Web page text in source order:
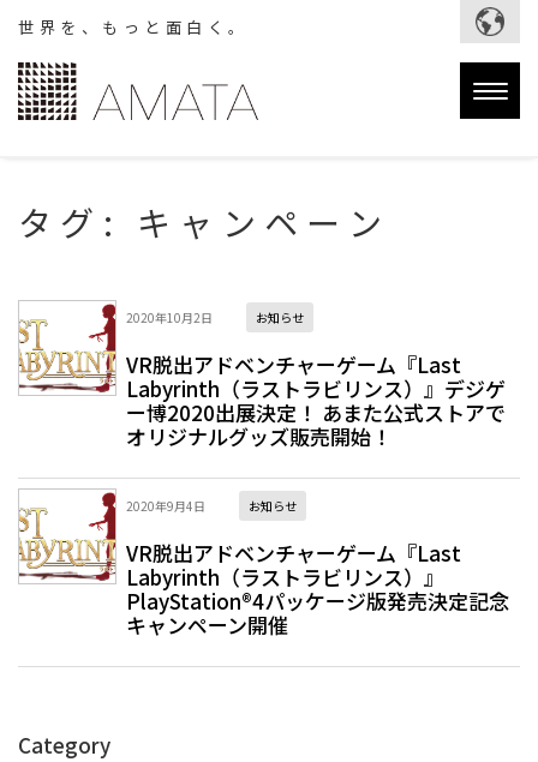
世界を、もっと面白く。
タグ: キャンペーン
2020年10月2日 お知らせ
VR脱出アドベンチャーゲーム『Last
Labyrinth（ラストラビリンス）』デジゲ
ー博2020出展決定！ あまた公式ストアで
オリジナルグッズ販売開始！
2020年9月4日 お知らせ
VR脱出アドベンチャーゲーム『Last
Labyrinth（ラストラビリンス）』
PlayStation®4パッケージ版発売決定記念
キャンペーン開催
Category